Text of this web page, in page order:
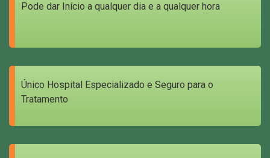
Pode dar Início a qualquer dia e a qualquer hora
Único Hospital Especializado e Seguro para o
Tratamento